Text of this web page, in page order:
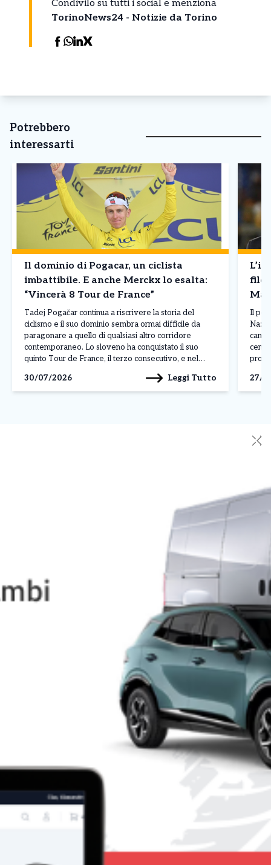
Condivilo su tutti i social e menziona
TorinoNews24 - Notizie da Torino
Potrebbero
interessarti
Il dominio di Pogacar, un ciclista
imbattibile. E anche Merckx lo esalta:
“Vincerà 8 Tour de France”
Tadej Pogačar continua a riscrivere la storia del
ciclismo e il suo dominio sembra ormai difficile da
paragonare a quello di qualsiasi altro corridore
contemporaneo. Lo sloveno ha conquistato il suo
quinto Tour de France, il terzo consecutivo, e nel
dimostrando una superiorità evidente per qualità,
continuità […]
30/07/2026 Leggi Tutto
filo
Il
27/
✕